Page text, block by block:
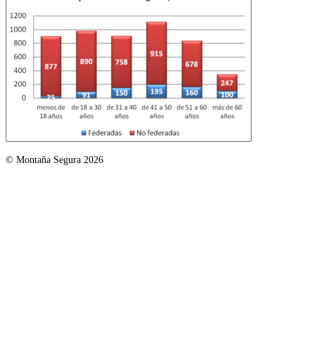
© Montaña Segura 2026